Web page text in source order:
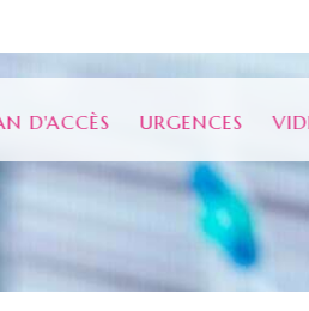
D'ACCÈS URGENCES